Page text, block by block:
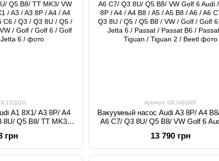
A1 8X1/ A3 8P/ A4
8U/ Q5 B8/ TT MK3/
/ A6 C6 / Q3 / Q3 8U
/ VW / Golf / Golf 6
/ Jetta 6 /
грн
Артикул: 03L145100F
Вакуумный насос Audi A3 8P/ A4
A6 C7/ Q3 8U/ Q5 B8/ VW Golf 6
Q3 / Q3 8U / Q5 / Q5 B8 / VW / Golf /
Jetta / Jetta 6 / Passat / Passat B6 /
B7 / Tiguan / Tiguan 2 / Beetl
13 790 грн